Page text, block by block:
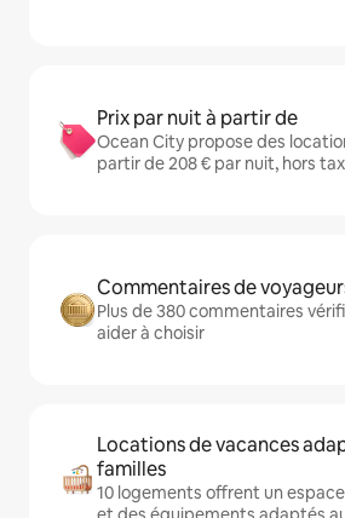
Prix par nuit à partir de
Ocean City propose des
partir de 208 € par nuit, hors
Commentaires de
Plus de 380 commentaires
aider à choisir
Locations de vacances
familles
10 logements offrent un